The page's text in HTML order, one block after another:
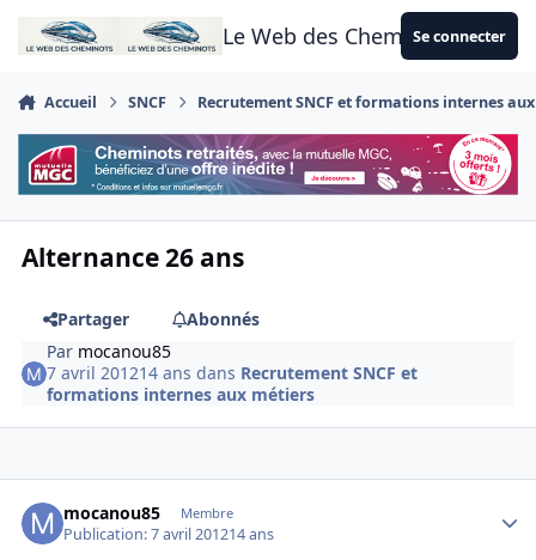
Aller au contenu
Le Web des CheminotsSe connecter
Accueil SNCF Recrutement SNCF et formations internes
Alternance 26 ans
Partager
Abonnés
Par mocanou85
7 avril 201214 ans dans Recrutement SNCF et
formations internes aux métiers
mocanou85 Membre
Publication:7 avril 201214 ans